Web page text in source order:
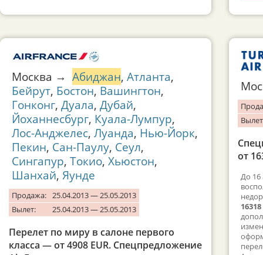
Москва → Абиджан, Атланта,
Бейрут, Бостон, Вашингтон,
Гонконг, Дуала, Дубай,
Йоханнесбург, Куала-Лумпур,
Лос-Анджелес, Луанда, Нью-Йорк,
Пекин, Сан-Паулу, Сеул,
Сингапур, Токио, Хьюстон,
Шанхай, Яунде
Продажа: 25.04.2013 — 25.05.2013
Вылет:
25.04.2013 — 25.05.2013
Перелет по миру в салоне первого
класса — от 4908 EUR. Спецпредложение
от
До 16